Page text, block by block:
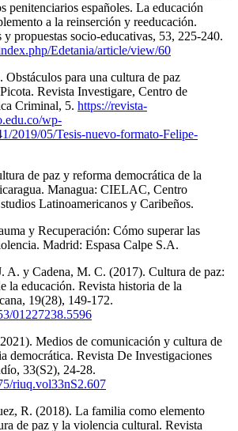
penitenciarios españoles. La educación
a la reinserción y reeducación.
propuestas socio-educativas, 53, 225-240.
Edetania/article/view/60
para una cultura de paz
Revista Investigare, Centro de
Criminal, 5. https://revista-
wp-
2019/05/Tesis-nuevo-formato-Felipe-
de paz y reforma democrática de la
Managua: CIELAC, Centro
Latinoamericanos y Caribeños.
y Recuperación: Cómo superar las
Madrid: Espasa Calpe S.A.
A. y Cadena, M. C. (2017). Cultura de paz:
la educación. Revista historia de la
19(28), 149-172.
01227238.5596
Medios de comunicación y cultura de
democrática. Revista De Investigaciones
33(S2), 24-28.
riuq.vol33nS2.607
R. (2018). La familia como elemento
de paz y la violencia cultural. Revista